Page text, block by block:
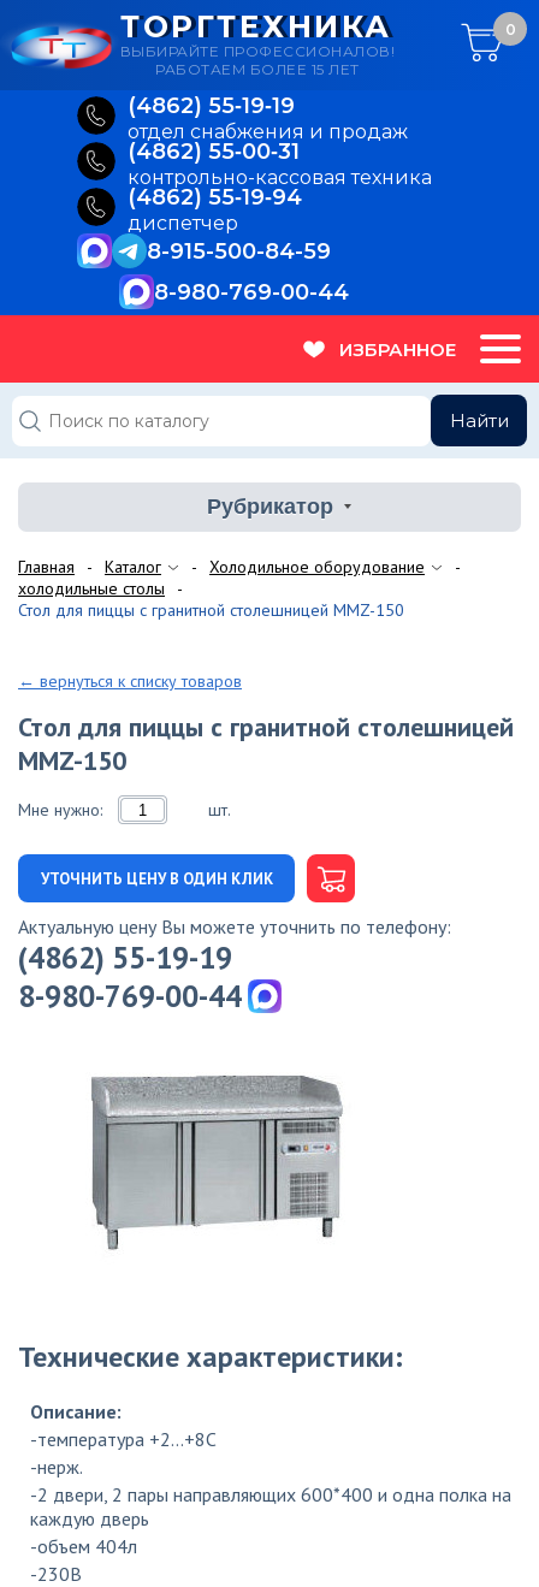
(4862) 55‑19‑19
отдел снабжения и продаж
(4862) 55‑00‑31
контрольно-кассовая техника
(4862) 55‑19‑94
диспетчер
8-915-500-84-59
8-980-769-00-44
ТОРГТЕХНИКА
ВЫБИРАЙТЕ ПРОФЕССИОНАЛОВ!
РАБОТАЕМ БОЛЕЕ 15 ЛЕТ
0
ИЗБРАННОЕ
Найти
Рубрикатор
Главная Каталог
Холодильное оборудование
холодильные столы
Стол для пиццы с гранитной столешницей MMZ-150
← вернуться к списку товаров
Стол для пиццы с гранитной столешницей
MMZ-150
Мне нужно: шт.
УТОЧНИТЬ ЦЕНУ В ОДИН КЛИК
Актуальную цену Вы можете уточнить по телефону:
(4862) 55-19-19
8-980-769-00-44
Технические характеристики:
Описание:
-температура +2...+8С
-нерж.
-2 двери, 2 пары направляющих 600*400 и одна полка на
каждую дверь
-объем 404л
-230В